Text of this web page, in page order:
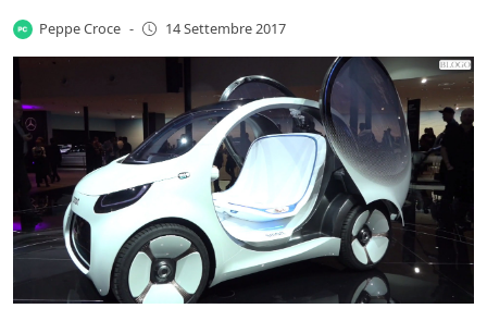
Peppe Croce - 14 Settembre 2017